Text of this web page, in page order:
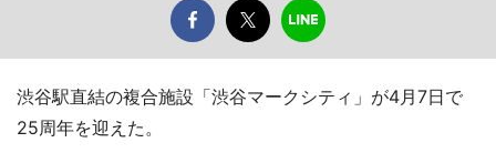
渋谷駅直結の複合施設「渋谷マークシティ」が4月7日で
25周年を迎えた。